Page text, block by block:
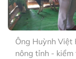
Ông Huỳnh Việt
nông tỉnh -